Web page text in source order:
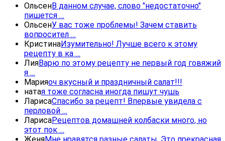
ОльсенВ данном случае, слово "недостаточно"
пишется …
ОльсенУ вас тоже проблемы! Зачем ставить
вопросител …
КристинаИзумительно! Лучше всего к этому
рецепту в ка …
ЛияВарю по этому рецепту не первый год говяжий
я …
Марияоч вкусный и праздничный салат!!!
натая тоже согласна иногда пишут чушь
ЛарисаСпасибо за рецепт! Впервые увидела с
перловой …
ЛарисаРецептов домашней колбаски много, но
этот пок …
ЖеняМне нравятся разные салаты. Это прекрасная